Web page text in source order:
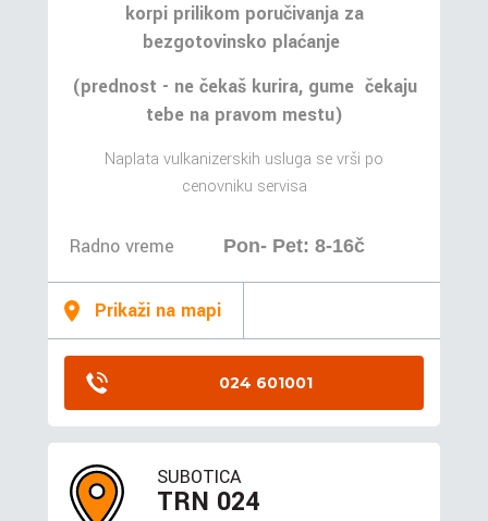
korpi prilikom poručivanja za
bezgotovinsko plaćanje
(prednost - ne čekaš kurira, gume čekaju
tebe na pravom mestu)
Naplata vulkanizerskih usluga se vrši po
cenovniku servisa
Radno vreme Pon- Pet: 8-16č
Prikaži na mapi
024 601001
SUBOTICA
TRN 024